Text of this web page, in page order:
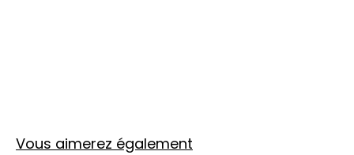
Vous aimerez également